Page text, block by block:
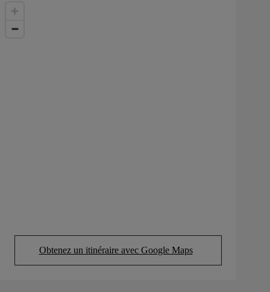
Obtenez un itinéraire avec Google Maps
(Opens in new tab)